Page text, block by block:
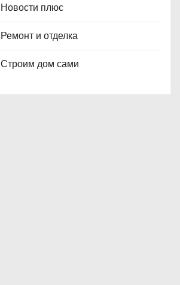
Новости плюс
Ремонт и отделка
Строим дом сами